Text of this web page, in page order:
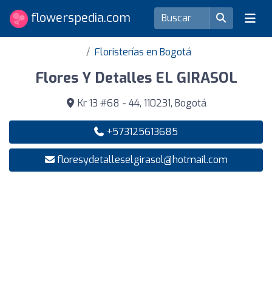
flowerspedia.com
Floristerías en Bogotá
Flores Y Detalles EL GIRASOL
Kr 13 #68 - 44, 110231, Bogotá
+573125613685
floresydetalleselgirasol@hotmail.com